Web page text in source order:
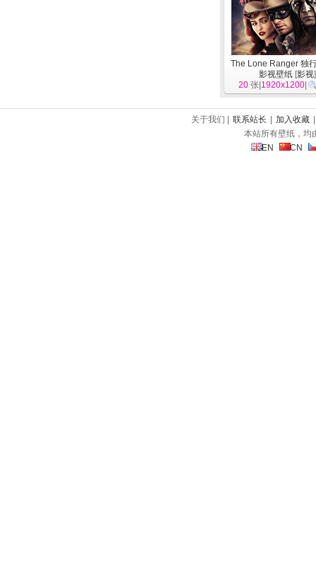
The Lone Ranger 独
影视壁纸 [影视]
20 张| 1920x1200
关于我们 | 联系站长 加入收藏
本站所有壁纸，均
EN
CN